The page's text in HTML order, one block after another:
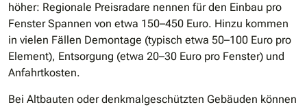
höher: Regionale Preisradare nennen für den Einbau pro
Fenster Spannen von etwa 150–450 Euro. Hinzu kommen
in vielen Fällen Demontage (typisch etwa 50–100 Euro pro
Element), Entsorgung (etwa 20–30 Euro pro Fenster) und
Anfahrtkosten.
Bei Altbauten oder denkmalgeschützten Gebäuden können